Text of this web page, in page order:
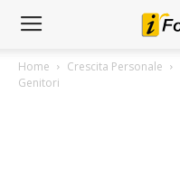
Home Crescita Personale
Genitori